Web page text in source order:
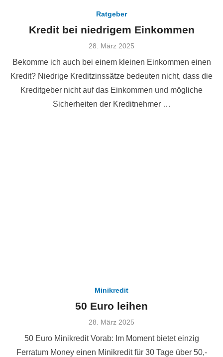
Ratgeber
Kredit bei niedrigem Einkommen
Veröffentlicht
28. März 2025
Bekomme ich auch bei einem kleinen Einkommen einen
Kredit? Niedrige Kreditzinssätze bedeuten nicht, dass die
Kreditgeber nicht auf das Einkommen und mögliche
Sicherheiten der Kreditnehmer …
Minikredit
50 Euro leihen
Veröffentlicht
28. März 2025
50 Euro Minikredit Vorab: Im Moment bietet einzig
Ferratum Money einen Minikredit für 30 Tage über 50,-